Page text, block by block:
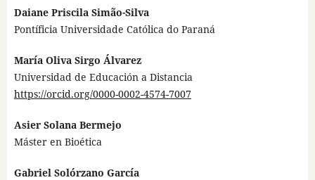
Daiane Priscila Simão-Silva
Pontíficia Universidade Católica do Paraná
María Oliva Sirgo Álvarez
Universidad de Educación a Distancia
https://orcid.org/0000-0002-4574-7007
Asier Solana Bermejo
Máster en Bioética
Gabriel Solórzano García